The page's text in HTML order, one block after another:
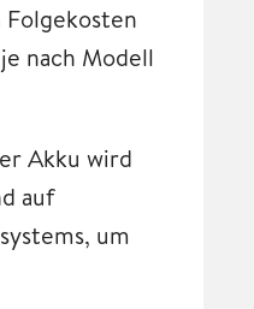
nach Modell
Akku wird
auf
um